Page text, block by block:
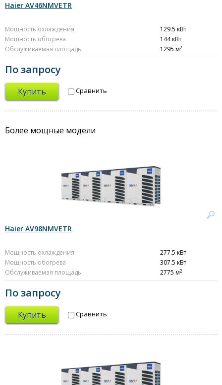
Haier AV46NMVETR
Мощность охлаждения
129.5 кВт
Мощность обогрева
144 кВт
Обслуживаемая площадь
1295 м2
По запросу
Купить Сравнить
Более мощные модели
Haier AV98NMVETR
Мощность охлаждения
277.5 кВт
Мощность обогрева
307.5 кВт
Обслуживаемая площадь
2775 м2
По запросу
Купить Сравнить